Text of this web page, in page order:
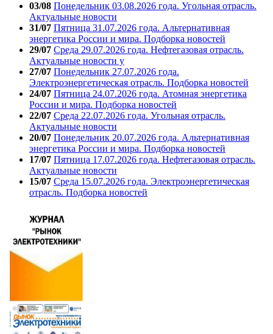
03/08 Понедельник 03.08.2026 года. Угольная отрасль.
Актуальные новости
31/07 Пятница 31.07.2026 года. Альтернативная
энергетика России и мира. Подборка новостей
29/07 Среда 29.07.2026 года. Нефтегазовая отрасль.
Актуальные новости у
27/07 Понедельник 27.07.2026 года.
Электроэнергетическая отрасль. Подборка новостей
24/07 Пятница 24.07.2026 года. Атомная энергетика
России и мира. Подборка новостей
22/07 Среда 22.07.2026 года. Угольная отрасль.
Актуальные новости
20/07 Понедельник 20.07.2026 года. Альтернативная
энергетика России и мира. Подборка новостей
17/07 Пятница 17.07.2026 года. Нефтегазовая отрасль.
Актуальные новости
15/07 Среда 15.07.2026 года. Электроэнергетическая
отрасль. Подборка новостей